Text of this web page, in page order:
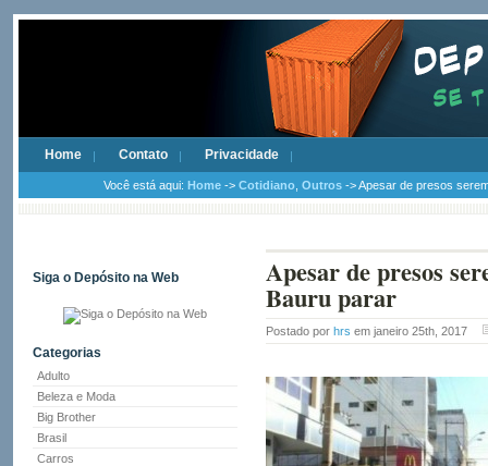
Home Contato Privacidade
Você está aqui: Home -> Cotidiano Outros -> Apesar de presos
Siga o Depósito na Web
Categorias
Adulto
Beleza e Moda
Big Brother
Brasil
Carros
Apesar de presos
Bauru parar
Postado por hrs em janeiro 25th, 2017